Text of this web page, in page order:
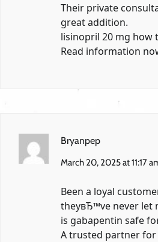
Their private
great addition.
lisinopril 20 mg how
Read information
Bryanpep
March 20, 2025 at 11:17
Been a loyal
theyвЂ™ve never let
is gabapentin safe
A trusted partner